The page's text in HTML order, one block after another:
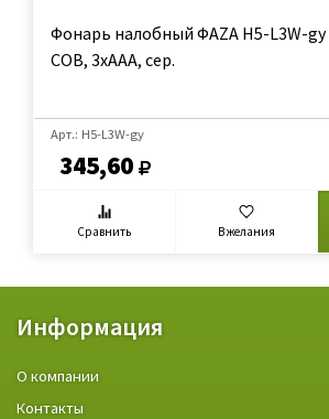
Фонарь налобный ФAZA H5-L3W-gy
COB, 3xAAA, сер.
Арт.: H5-L3W-gy
345,60
Сравнить В желания
Информация
О компании
Контакты